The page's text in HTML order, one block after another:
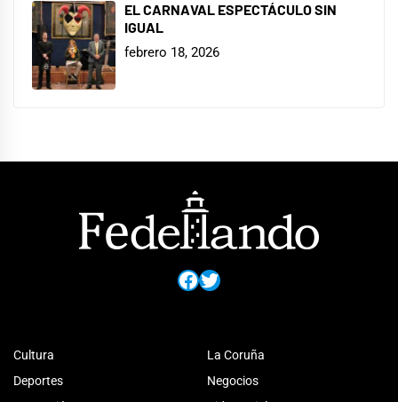
EL CARNAVAL ESPECTÁCULO SIN
IGUAL
febrero 18, 2026
Facebook
Twitter
Cultura
Deportes
La Coruña
Negocios